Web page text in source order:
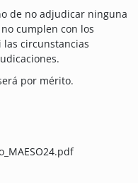
de no adjudicar ninguna
cumplen con los
circunstancias
por mérito.